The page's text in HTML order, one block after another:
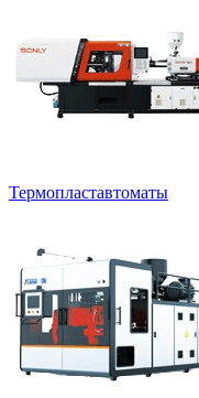
Термопластавтоматы